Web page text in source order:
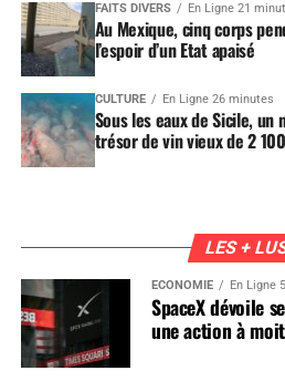
FAITS DIVERS En Ligne 21
Au Mexique, cinq corps
l’espoir d’un Etat apaisé
CULTURE En Ligne 26 minutes
Sous les eaux de Sicile,
trésor de vin vieux de 2
LES +
ÉCONOMIE En Ligne
SpaceX dévoile
une action à